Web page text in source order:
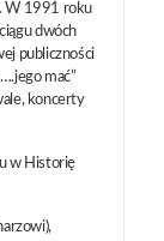
W 1991 roku
dwóch
publiczności
mać”
koncerty
w Historię